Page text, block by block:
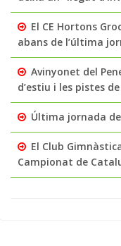
El CE Hortons
abans de l’última
Avinyonet del
d’estiu i les pistes
Última jornada
El Club
Campionat de